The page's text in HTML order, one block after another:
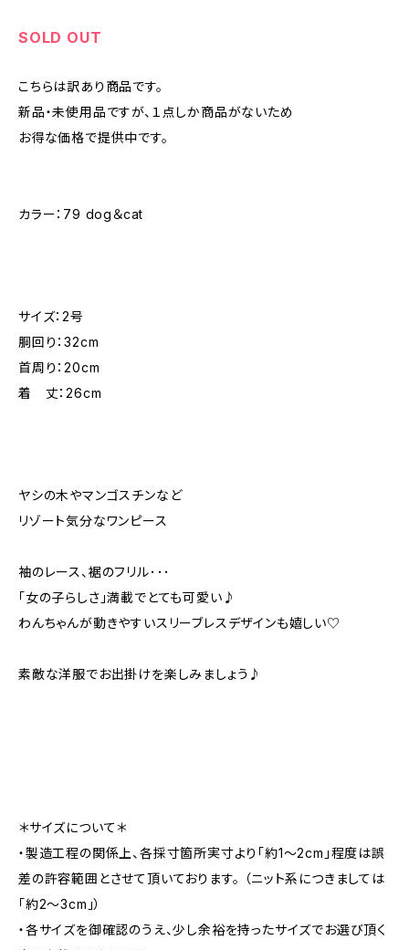
SOLD OUT
こちらは訳あり商品です。
新品・未使用品ですが、１点しか商品がないため
お得な価格で提供中です。
カラー：79 dog＆cat
サイズ：2号
胴回り：32cm
首周り：20cm
着 丈：26cm
ヤシの木やマンゴスチンなど
リゾート気分なワンピース
袖のレース、裾のフリル･･･
「女の子らしさ」満載でとても可愛い♪
わんちゃんが動きやすいスリーブレスデザインも嬉しい♡
素敵な洋服でお出掛けを楽しみましょう♪
＊サイズについて＊
・製造工程の関係上、各採寸箇所実寸より「約1～2cm」程度は誤
差の許容範囲とさせて頂いております。 （ニット系につきましては
「約2～3cm」）
・各サイズを御確認のうえ、少し余裕を持ったサイズでお選び頂く